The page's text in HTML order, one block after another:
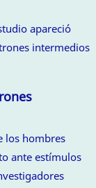
apareció
intermedios
los hombres
ante estímulos